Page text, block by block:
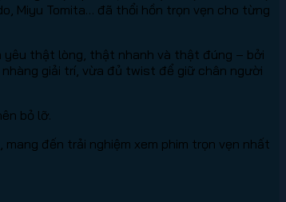
Miyu Tomita… đã thổi hồn trọn vẹn cho từng
thật lòng, thật nhanh và thật đúng – bởi
giải trí, vừa đủ twist để giữ chân người
bỏ lỡ.
đến trải nghiệm xem phim trọn vẹn nhất